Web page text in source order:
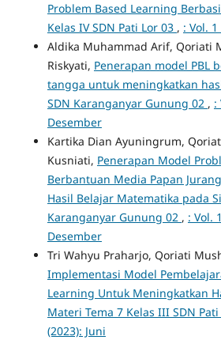
Problem Based Learning
Kelas IV SDN Pati Lor 03 , : Vol.
Aldika Muhammad Arif, Qoriati
Riskyati, Penerapan model PBL
tangga untuk meningkatkan
SDN Karanganyar Gunung 02 , :
Desember
Kartika Dian Ayuningrum,
Kusniati, Penerapan Model
Berbantuan Media Papan
Hasil Belajar Matematika pada
Karanganyar Gunung 02 , : Vol.
Desember
Tri Wahyu Praharjo, Qoriati
Implementasi Model
Learning Untuk Meningkatkan
Materi Tema 7 Kelas III SDN
(2023): Juni